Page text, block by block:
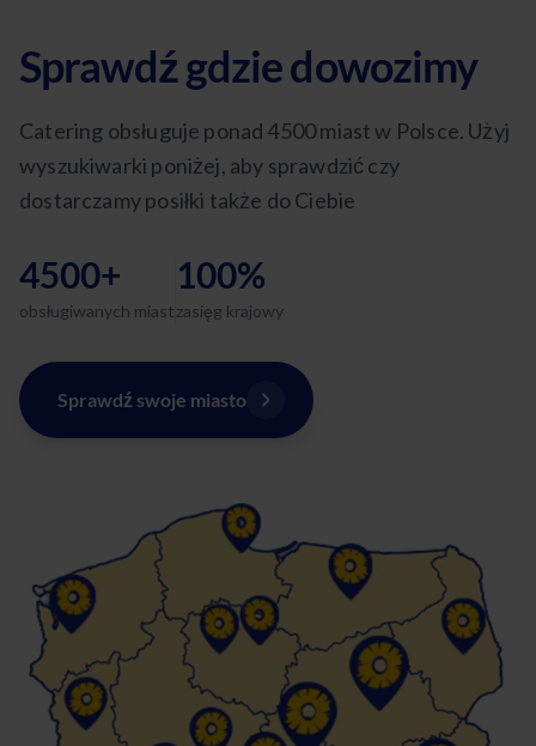
Sprawdź gdzie dowozimy
Catering obsługuje ponad 4500 miast w Polsce. Użyj
wyszukiwarki poniżej, aby sprawdzić czy
dostarczamy posiłki także do Ciebie
4500+
obsługiwanych miast
100%
zasięg krajowy
Sprawdź swoje miasto